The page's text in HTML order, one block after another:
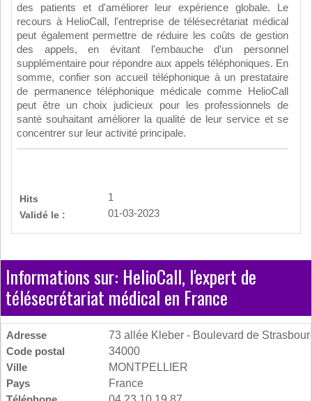
des patients et d'améliorer leur expérience globale. Le
recours à HelioCall, l'entreprise de télésecrétariat médical
peut également permettre de réduire les coûts de gestion
des appels, en évitant l'embauche d'un personnel
supplémentaire pour répondre aux appels téléphoniques. En
somme, confier son accueil téléphonique à un prestataire
de permanence téléphonique médicale comme HelioCall
peut être un choix judicieux pour les professionnels de
santé souhaitant améliorer la qualité de leur service et se
concentrer sur leur activité principale.
Hits
1
Validé le :
01-03-2023
Informations sur: HelioCall, l'expert de
télésecrétariat médical en France
Adresse
73 allée Kleber - Boulevard de
Code postal
34000
Ville
MONTPELLIER
Pays
France